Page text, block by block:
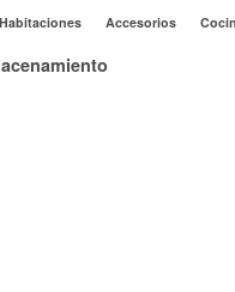
Habitaciones Accesorios